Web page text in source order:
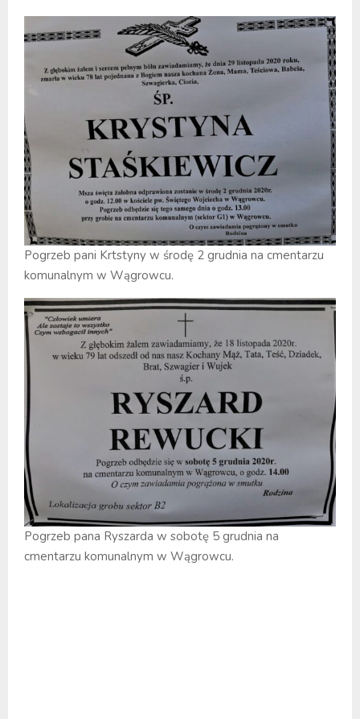
Pogrzeb pani Krtstyny w środę 2 grudnia na cmentarzu
komunalnym w Wągrowcu.
Pogrzeb pana Ryszarda w sobotę 5 grudnia na
cmentarzu komunalnym w Wągrowcu.